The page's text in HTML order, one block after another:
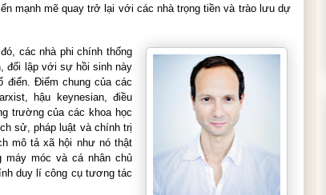
mạnh mẽ quay trở lại với các nhà trọng tiền và trào lưu dự
các nhà phi chính thống
đối lập với sự hồi sinh này
điển. Điểm chung của các
hậu keynesian, điều
trường của các khoa học
sử, pháp luật và chính trị
mô tả xã hội như nó thật
móc và cá nhân chủ
duy lí công cụ tương tác